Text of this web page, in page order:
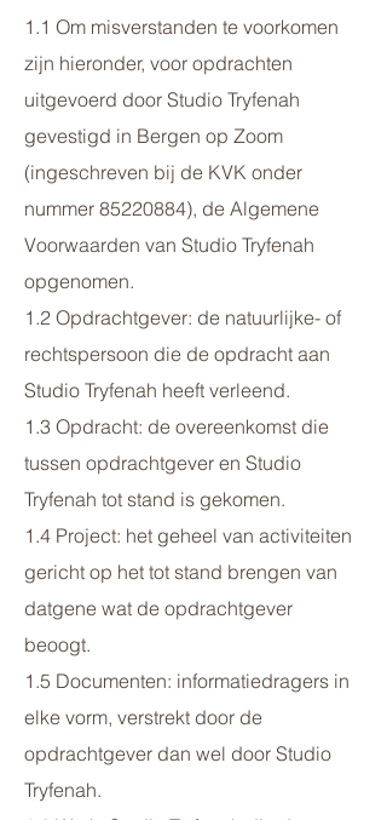
1.1 Om misverstanden te voorkomen
zijn hieronder, voor opdrachten
uitgevoerd door Studio Tryfenah
gevestigd in Bergen op Zoom
(ingeschreven bij de KVK onder
nummer 85220884), de Algemene
Voorwaarden van Studio Tryfenah
opgenomen.
1.2 Opdrachtgever: de natuurlijke- of
rechtspersoon die de opdracht aan
Studio Tryfenah heeft verleend.
1.3 Opdracht: de overeenkomst die
tussen opdrachtgever en Studio
Tryfenah tot stand is gekomen.
1.4 Project: het geheel van activiteiten
gericht op het tot stand brengen van
datgene wat de opdrachtgever
beoogt.
1.5 Documenten: informatiedragers in
elke vorm, verstrekt door de
opdrachtgever dan wel door Studio
Tryfenah.